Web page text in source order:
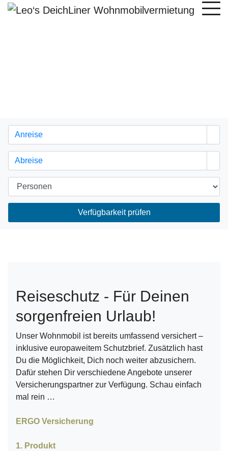
Verfügbarkeit prüfen
Reiseschutz - Für Deinen
sorgenfreien Urlaub!
Unser Wohnmobil ist bereits umfassend versichert –
inklusive europaweitem Schutzbrief. Zusätzlich hast
Du die Möglichkeit, Dich noch weiter abzusichern.
Dafür stehen Dir verschiedene Angebote unserer
Versicherungspartner zur Verfügung. Schau einfach
mal rein …
ERGO Versicherung
1. Produkt